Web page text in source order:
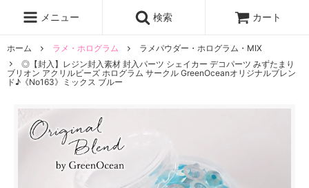
メニュー 検索 カート
ホーム ラメ・ホログラム
ラメパウダー・ホログラム・MIX
◎【封入】レジン封入素材 封入パーツ シェイカー デコパーツ みずたまり
ブリオン アクリルビーズ ホログラム サークル GreenOceanオリジナルブレン
ド♪《No163》ミックス ブルー